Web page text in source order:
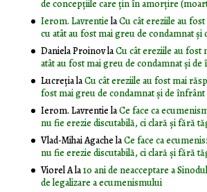
de concepțiile care țin în amorțire
Ierom. LavrentielaCu cât ereziile au
cu atât au fost mai greu de condamnat
Daniela ProinovlaCu cât ereziile au fost
atât au fost mai greu de condamnat și
LucrețialaCu cât ereziile au fost mai
fost mai greu de condamnat și de înfrânt
Ierom. LavrentielaCe face ca
nu fie erezie discutabilă, ci clară și fără
Vlad-Mihai AgachelaCe face ca
nu fie erezie discutabilă, ci clară și fără
Viorel Ala10 ani de neacceptare a
de legalizare a ecumenismului